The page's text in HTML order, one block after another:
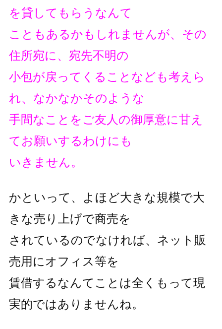
を貸してもらうなんて
こともあるかもしれませんが、その
住所宛に、宛先不明の
小包が戻ってくることなども考えら
れ、なかなかそのような
手間なことをご友人の御厚意に甘え
てお願いするわけにも
いきません。
かといって、よほど大きな規模で大
きな売り上げで商売を
されているのでなければ、ネット販
売用にオフィス等を
賃借するなんてことは全くもって現
実的ではありませんね。